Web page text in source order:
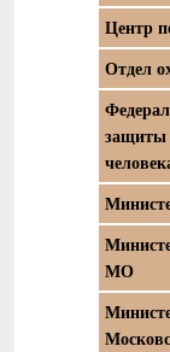
Центр
Отдел
защиты
МО